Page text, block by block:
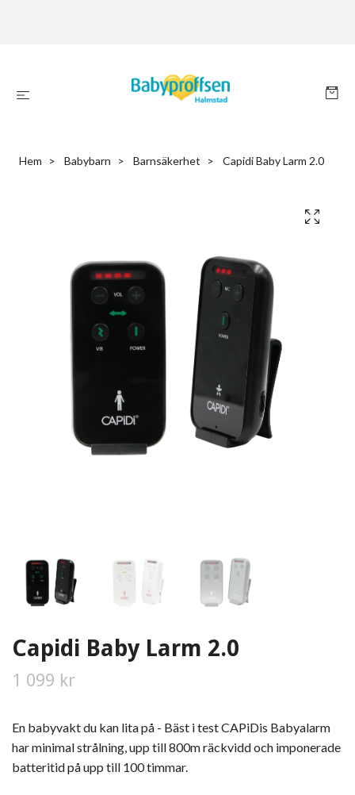
Hem Babybarn Barnsäkerhet Capidi Baby Larm 2.0
Capidi Baby Larm 2.0
1 099 kr
En babyvakt du kan lita på - Bäst i test CAPiDis Babyalarm
har minimal strålning, upp till 800m räckvidd och imponerade
batteritid på upp till 100 timmar.